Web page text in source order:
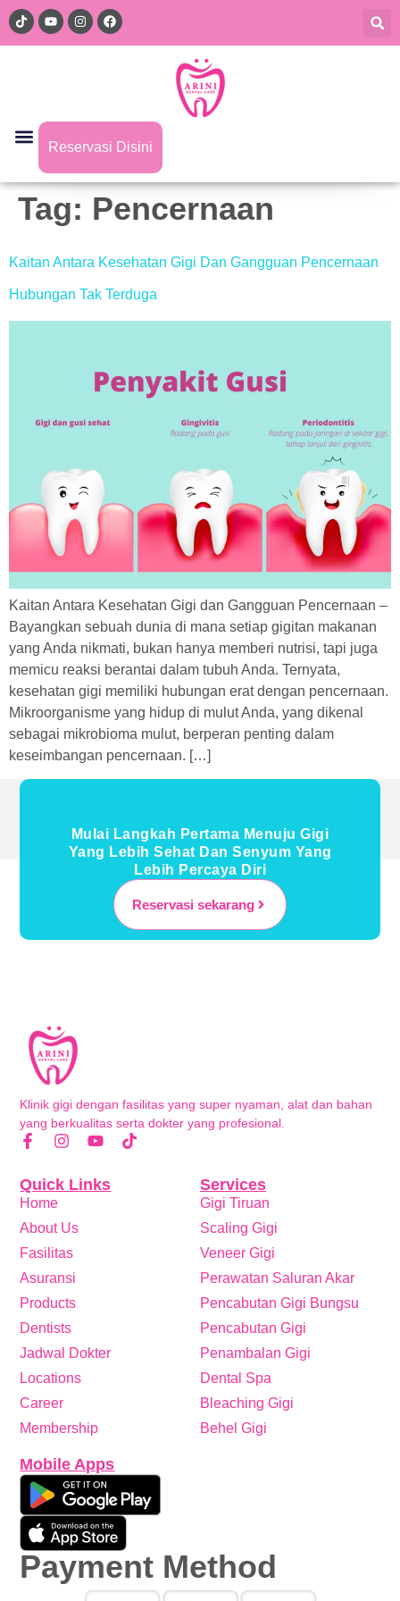
Reservasi Disini
Tag: Pencernaan
Kaitan Antara Kesehatan Gigi Dan Gangguan Pencernaan
Hubungan Tak Terduga
Kaitan Antara Kesehatan Gigi dan Gangguan Pencernaan –
Bayangkan sebuah dunia di mana setiap gigitan makanan
yang Anda nikmati, bukan hanya memberi nutrisi, tapi juga
memicu reaksi berantai dalam tubuh Anda. Ternyata,
kesehatan gigi memiliki hubungan erat dengan pencernaan.
Mikroorganisme yang hidup di mulut Anda, yang dikenal
sebagai mikrobioma mulut, berperan penting dalam
keseimbangan pencernaan. […]
Mulai Langkah Pertama Menuju Gigi
Yang Lebih Sehat Dan Senyum Yang
Lebih Percaya Diri
Reservasi sekarang
Klinik gigi dengan fasilitas yang super nyaman, alat dan bahan
yang berkualitas serta dokter yang profesional.
Services
Gigi Tiruan
Scaling Gigi
Veneer Gigi
Perawatan Saluran Akar
Pencabutan Gigi Bungsu
Pencabutan Gigi
Penambalan Gigi
Dental Spa
Bleaching Gigi
Behel Gigi
Quick Links
Home
About Us
Fasilitas
Asuransi
Products
Dentists
Jadwal Dokter
Locations
Career
Membership
Mobile Apps
Payment Method